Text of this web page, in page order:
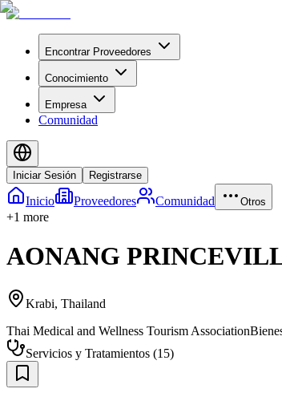
Encontrar Proveedores
Conocimiento
Empresa
Comunidad
Iniciar Sesión Registrarse
Inicio Proveedores Comunidad Otros
+1 more
AONANG
Krabi, Thailand
Thai Medical and Wellness Tourism Association
Servicios y Tratamientos (15)